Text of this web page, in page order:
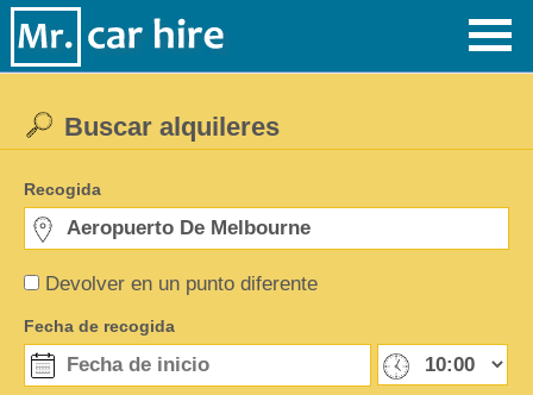
Devolver en un punto diferente
Buscar alquileres
Recogida
Fecha de recogida